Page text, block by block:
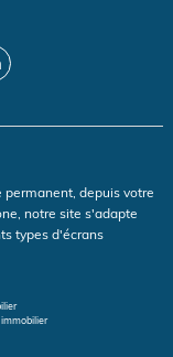
depuis votre
notre site s'adapte
types d'écrans